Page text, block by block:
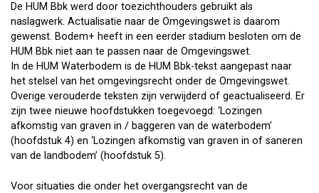
De HUM Bbk werd door toezichthouders gebruikt als
naslagwerk. Actualisatie naar de Omgevingswet is daarom
gewenst. Bodem+ heeft in een eerder stadium besloten om de
HUM Bbk niet aan te passen naar de Omgevingswet.
In de HUM Waterbodem is de HUM Bbk-tekst aangepast naar
het stelsel van het omgevingsrecht onder de Omgevingswet.
Overige verouderde teksten zijn verwijderd of geactualiseerd. Er
zijn twee nieuwe hoofdstukken toegevoegd: ‘Lozingen
afkomstig van graven in / baggeren van de waterbodem’
(hoofdstuk 4) en ‘Lozingen afkomstig van graven in of saneren
van de landbodem’ (hoofdstuk 5).
Voor situaties die onder het overgangsrecht van de